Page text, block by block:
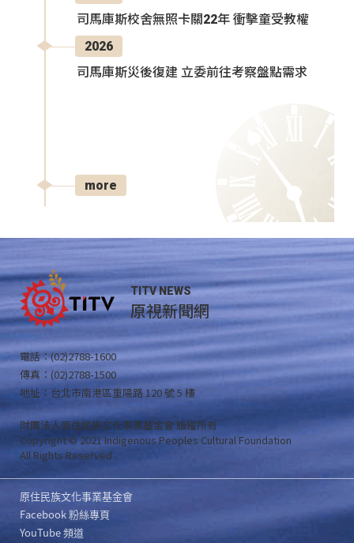
司馬庫斯校舍無照卡關22年 衝擊童受教權
2026
司馬庫斯災後復建 立委前往考察盤點需求
more
TITV NEWS
原視新聞網
電話：(02)2788-1600
傳真：(02)2788-1500
地址：台北市南港區重陽路 120 號 5 樓
財團法人原住民族文化事業基金會 版權所有
Copyright © 2021 Indigenous Peoples Cultural Foundation
All Rights Reserved .
原住民族文化事業基金會
Facebook 粉絲專頁
YouTube 頻道